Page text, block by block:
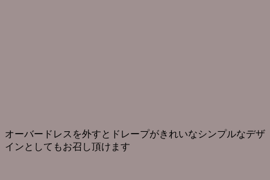
オーバードレスを外すとドレープがきれいなシンプルなデザ
インとしてもお召し頂けます